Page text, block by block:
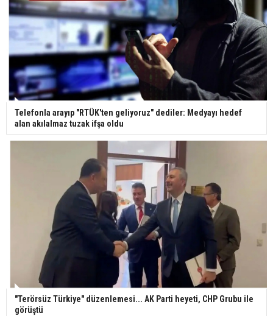
Gazze'deki Sağlık Bakanlığı duyurdu: Vahşetin
pençesinde 2 salgın vaka tespit edildi
Telefonla arayıp "RTÜK'ten geliyoruz" dediler: Medyayı hedef
alan akılalmaz tuzak ifşa oldu
"Terörsüz Türkiye" düzenlemesi... AK Parti heyeti, CHP Grubu ile
görüştü